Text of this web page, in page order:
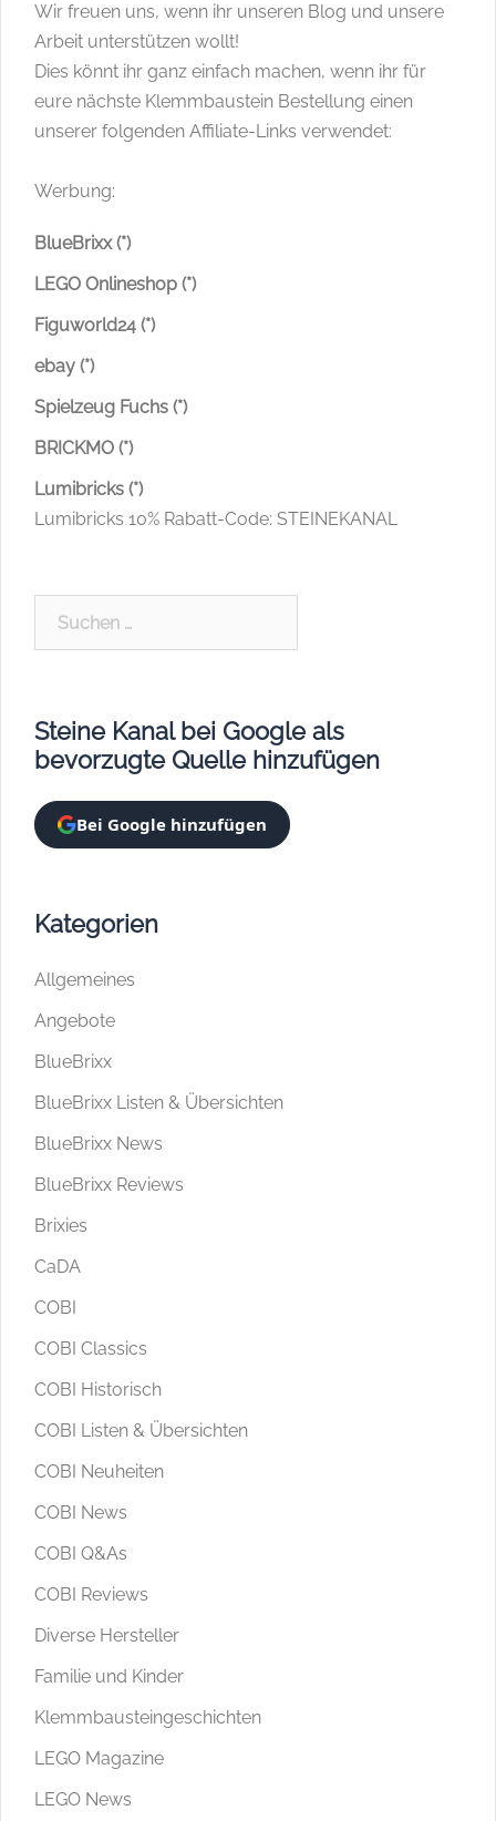
Wir freuen uns, wenn ihr unseren Blog und unsere
Arbeit unterstützen wollt!
Dies könnt ihr ganz einfach machen, wenn ihr für
eure nächste Klemmbaustein Bestellung einen
unserer folgenden Affiliate-Links verwendet:
Werbung:
BlueBrixx (*)
LEGO Onlineshop (*)
Figuworld24 (*)
ebay (*)
Spielzeug Fuchs (*)
BRICKMO (*)
Lumibricks (*)
Lumibricks 10% Rabatt-Code: STEINEKANAL
Steine Kanal bei Google als
bevorzugte Quelle hinzufügen
Bei Google hinzufügen
Kategorien
Allgemeines
Angebote
BlueBrixx
BlueBrixx Listen & Übersichten
BlueBrixx News
BlueBrixx Reviews
Brixies
CaDA
COBI
COBI Classics
COBI Historisch
COBI Listen & Übersichten
COBI Neuheiten
COBI News
COBI Q&As
COBI Reviews
Diverse Hersteller
Familie und Kinder
Klemmbausteingeschichten
LEGO Magazine
LEGO News